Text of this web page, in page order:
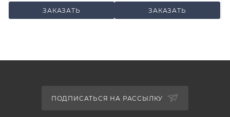
ЗАКАЗАТЬ ЗАКАЗАТЬ
ПОДПИСАТЬСЯ НА РАССЫЛКУ